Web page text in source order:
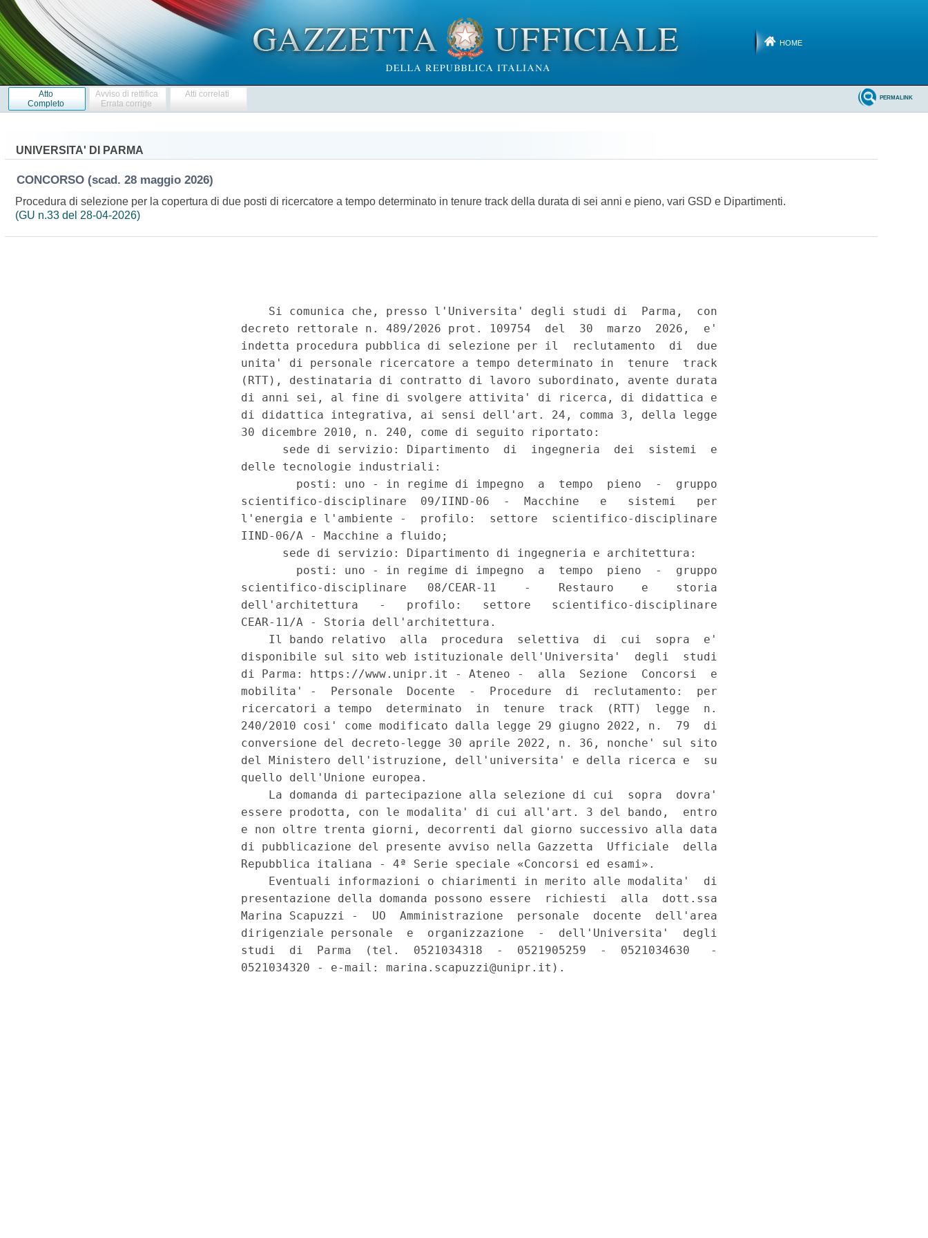
HOME
Atto
Completo
Avviso di rettifica
Errata corrige
Atti correlati PERMALINK
UNIVERSITA' DI PARMA
CONCORSO (scad. 28 maggio 2026)
Procedura di selezione per la copertura di due posti di ricercatore a tempo determinato in tenure track della durata di sei anni e pieno, vari GSD e Dipartimenti.
(GU n.33 del 28-04-2026)